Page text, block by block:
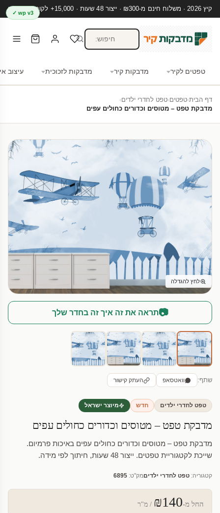
קיץ 2026 · משלוח חינם מ-₪300 · ייצור 48 שעות · 15,000+ לקוחות מרוצים
טפטים לקיר מדבקות קיר מדבקות לזכוכית עיצוב
wp v3 ✓
דף הבית›טפטים›טפט לחדרי ילדים›
מדבקת טפט – מטוסים וכדורים כחולים עפים
לחץ להגדלה
📷תראה את זה איך זה בחדר שלך
שתף: וואטסאפ העתק קישור
טפט לחדרי ילדים חדש מיוצר ישראל
מדבקת טפט – מטוסים וכדורים כחולים עפים
מדבקת טפט – מטוסים וכדורים כחולים עפים באיכות פרמיום.
שייכת לקטגוריית טפטים. ייצור 48 שעות, חיתוך לפי מידה.
קטגוריה: טפט לחדרי ילדיםמק"ט: 6895
החל מ-₪140 / מ"ר